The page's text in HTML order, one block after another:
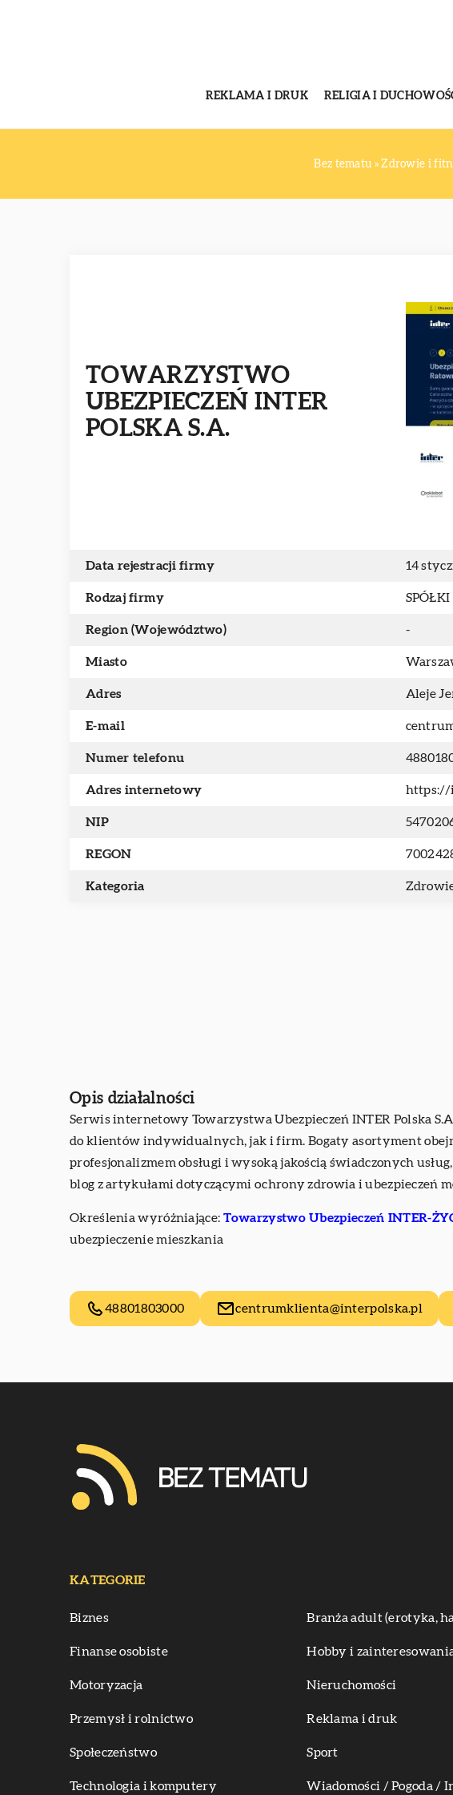
REKLAMA I DRUK RELIGIA I
Bez tematu »Zdrowie i
TOWARZYSTWO
UBEZPIECZEŃ INTER
POLSKA S.A.
Data rejestracji firmy 14
Rodzaj firmy SPÓŁKI
Region (Województwo) -
Miasto
Adres Aleje
E-mail
Numer telefonu
Adres internetowy https://
NIP
REGON
Kategoria
Opis działalności
Serwis internetowy Towarzystwa Ubezpieczeń INTER Polska
do klientów indywidualnych, jak i firm. Bogaty asortyment
profesjonalizmem obsługi i wysoką jakością świadczonych
blog z artykułami dotyczącymi ochrony zdrowia i ubezpieczeń
Określenia wyróżniające: Towarzystwo Ubezpieczeń INTER-
ubezpieczenie mieszkania
48801803000 centrumklienta@interpolska.pl
KATEGORIE
Biznes Branża adult (erotyka,
Finanse osobiste Hobby i
Motoryzacja Nieruchomości
Przemysł i rolnictwo Reklama i druk
Społeczeństwo Sport
Technologia i komputery Wiadomości / Pogoda /